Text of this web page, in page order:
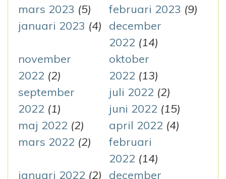
mars 2023 (5) februari 2023 (9)
januari 2023 (4)
december
2022 (14)
november
2022 (2)
oktober
2022 (13)
september
2022 (1)
juli 2022 (2)
juni 2022 (15)
maj 2022 (2) april 2022 (4)
mars 2022 (2)
februari
2022 (14)
januari 2022 (2) december